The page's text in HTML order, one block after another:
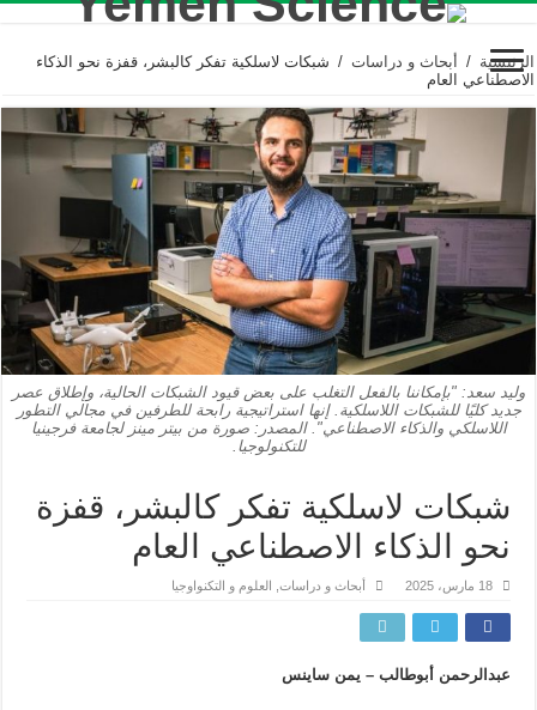
الرئيسية / أبحاث و دراسات / شبكات لاسلكية تفكر كالبشر، قفزة نحو الذكاء
الاصطناعي العام
وليد سعد: "بإمكاننا بالفعل التغلب على بعض قيود الشبكات الحالية، وإطلاق عصر
جديد كليًا للشبكات اللاسلكية. إنها استراتيجية رابحة للطرفين في مجالي التطور
اللاسلكي والذكاء الاصطناعي". المصدر: صورة من بيتر مينز لجامعة فرجينيا
للتكنولوجيا.
شبكات لاسلكية تفكر كالبشر، قفزة
نحو الذكاء الاصطناعي العام
18 مارس، 2025 أبحاث و دراسات العلوم و التكنواوجيا
عبدالرحمن أبوطالب – يمن ساينس